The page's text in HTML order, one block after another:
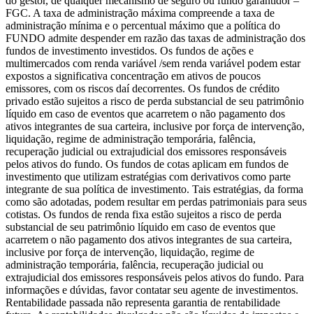
FGC. A taxa de administração máxima compreende a taxa de
administração mínima e o percentual máximo que a política do
FUNDO admite despender em razão das taxas de administração dos
fundos de investimento investidos. Os fundos de ações e
multimercados com renda variável /sem renda variável podem estar
expostos a significativa concentração em ativos de poucos
emissores, com os riscos daí decorrentes. Os fundos de crédito
privado estão sujeitos a risco de perda substancial de seu patrimônio
líquido em caso de eventos que acarretem o não pagamento dos
ativos integrantes de sua carteira, inclusive por força de intervenção,
liquidação, regime de administração temporária, falência,
recuperação judicial ou extrajudicial dos emissores responsáveis
pelos ativos do fundo. Os fundos de cotas aplicam em fundos de
investimento que utilizam estratégias com derivativos como parte
integrante de sua política de investimento. Tais estratégias, da forma
como são adotadas, podem resultar em perdas patrimoniais para seus
cotistas. Os fundos de renda fixa estão sujeitos a risco de perda
substancial de seu patrimônio líquido em caso de eventos que
acarretem o não pagamento dos ativos integrantes de sua carteira,
inclusive por força de intervenção, liquidação, regime de
administração temporária, falência, recuperação judicial ou
extrajudicial dos emissores responsáveis pelos ativos do fundo. Para
informações e dúvidas, favor contatar seu agente de investimentos.
Rentabilidade passada não representa garantia de rentabilidade